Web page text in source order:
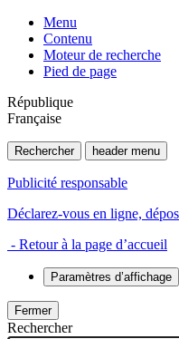
Menu
Contenu
Moteur de recherche
Pied de page
République
Française
Rechercher header menu
Publicité responsable
Déclarez-vous en ligne,
- Retour à la page d’accueil
Paramètres d’affichage
Fermer
Rechercher